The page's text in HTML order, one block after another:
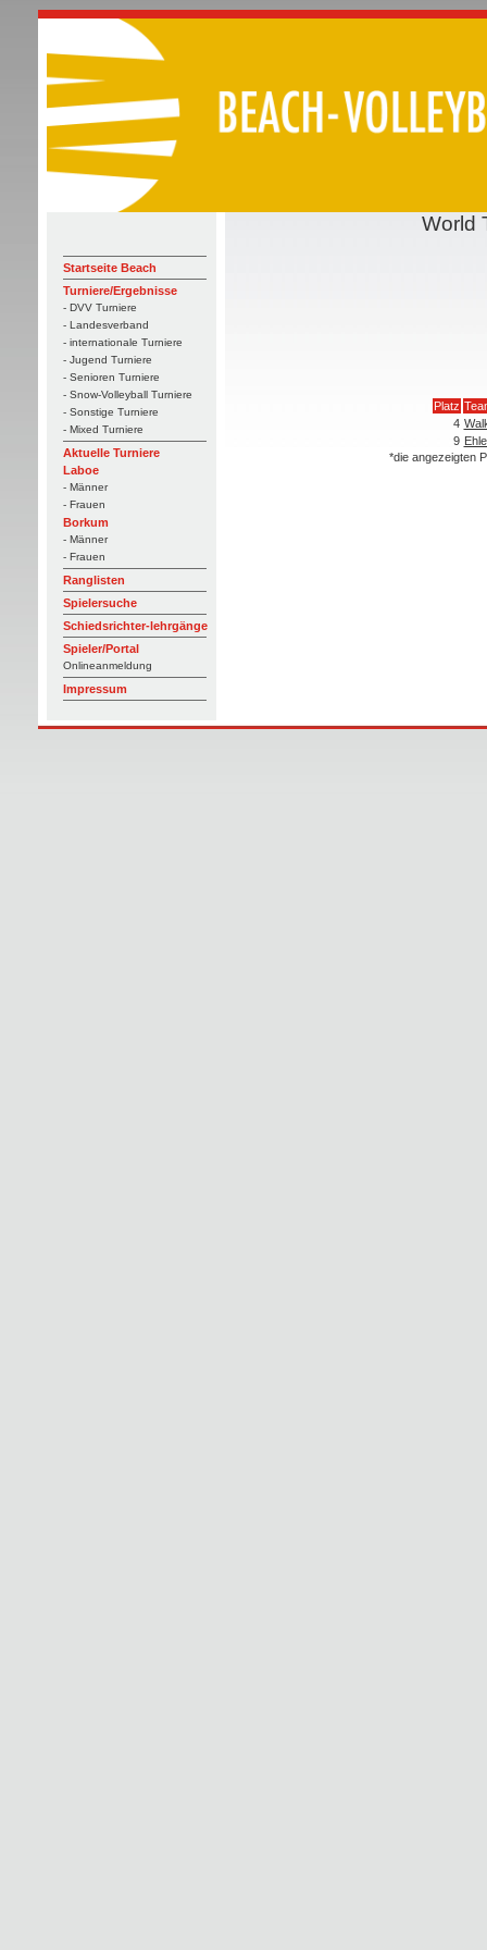
Startseite Beach
Turniere/Ergebnisse
- DVV Turniere
- Landesverband
- internationale Turniere
- Jugend Turniere
- Senioren Turniere
- Snow-Volleyball Turniere
- Sonstige Turniere
- Mixed Turniere
Aktuelle Turniere
Laboe
- Männer
- Frauen
Borkum
- Männer
- Frauen
Ranglisten
Spielersuche
Schiedsrichter-lehrgänge
Spieler/Portal
Onlineanmeldung
Impressum
World
Platz
4
9
*die angezeigten